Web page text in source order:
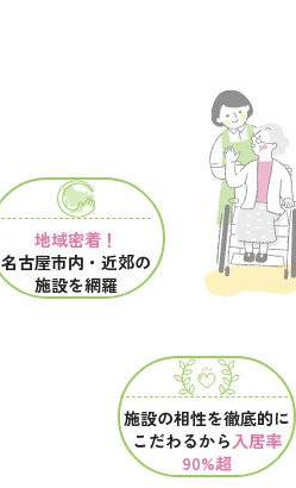
地域密着！
名古屋市内・近郊の
施設を網羅
施設の相性を徹底的に
こだわるから 入居率
90%超